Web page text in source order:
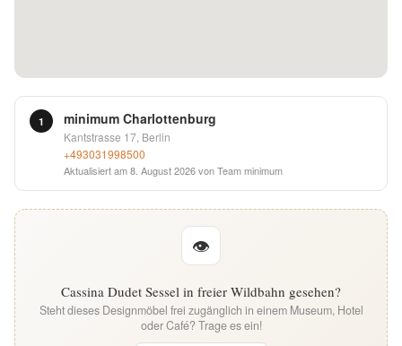
1 minimum Charlottenburg
Kantstrasse 17, Berlin
+493031998500
Aktualisiert am8. August 2026von Team minimum
👁
Cassina Dudet Sessel in freier Wildbahn gesehen?
Steht dieses Designmöbel frei zugänglich in einem Museum, Hotel
oder Café? Trage es ein!